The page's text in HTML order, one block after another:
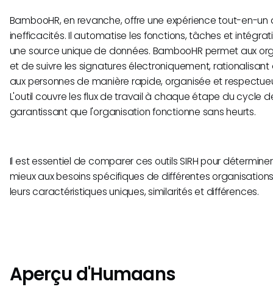
BambooHR, en revanche, offre une expérience tout-en-un
inefficacités. Il automatise les fonctions, tâches et
une source unique de données. BambooHR permet aux
et de suivre les signatures électroniquement, rationalisant
aux personnes de manière rapide, organisée et
L'outil couvre les flux de travail à chaque étape du cycle
garantissant que l'organisation fonctionne sans heurts.
Il est essentiel de comparer ces outils SIRH pour
mieux aux besoins spécifiques de différentes
leurs caractéristiques uniques, similarités et différences.
Aperçu d'Humaans